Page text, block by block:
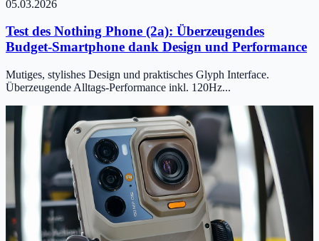
05.03.2026
Test des Nothing Phone (2a): Überzeugendes
Budget-Smartphone dank Design und Performance
Mutiges, stylishes Design und praktisches Glyph Interface.
Überzeugende Alltags-Performance inkl. 120Hz...